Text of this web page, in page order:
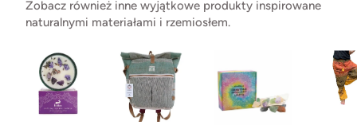
Zobacz również inne wyjątkowe produkty inspirowane
naturalnymi materiałami i rzemiosłem.